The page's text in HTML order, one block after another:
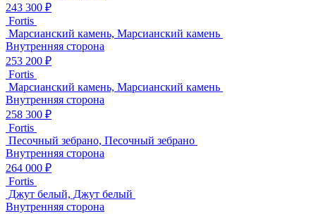
243 300 ₽
Fortis
Марсианский камень, Марсианский камень
Внутренняя сторона
253 200 ₽
Fortis
Марсианский камень, Марсианский камень
Внутренняя сторона
258 300 ₽
Fortis
Песочный зебрано, Песочный зебрано
Внутренняя сторона
264 000 ₽
Fortis
Джут белый, Джут белый
Внутренняя сторона